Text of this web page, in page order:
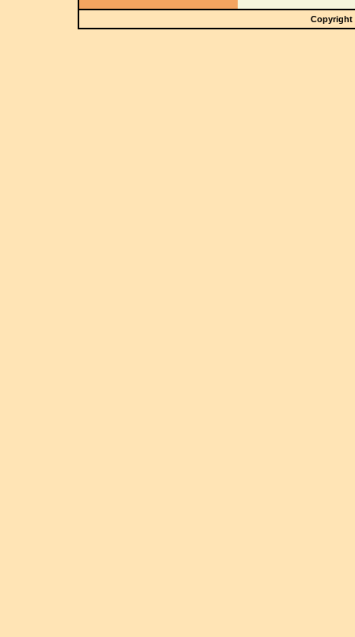
Copyright